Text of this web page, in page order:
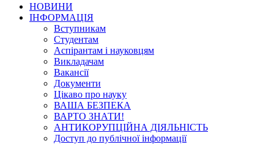
НОВИНИ
ІНФОРМАЦІЯ
Вступникам
Студентам
Аспірантам і науковцям
Викладачам
Вакансії
Документи
Цікаво про науку
ВАША БЕЗПЕКА
ВАРТО ЗНАТИ!
АНТИКОРУПЦІЙНА ДІЯЛЬНІСТЬ
Доступ до публічної інформації